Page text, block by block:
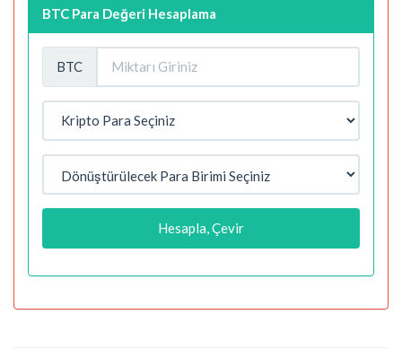
BTC Para Değeri Hesaplama
BTC
Hesapla, Çevir